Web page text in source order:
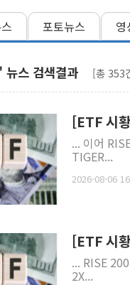
포토뉴스 영
스 검색결과 [총 353
[ETF 시
... 이어
TIGER...
2026-08-06
[ETF 시
... RISE
2X...